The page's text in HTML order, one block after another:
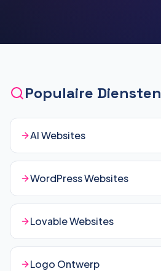
Populaire Diensten
AI Websites
WordPress Websites
Lovable Websites
Logo Ontwerp